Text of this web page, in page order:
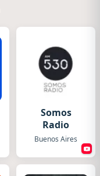
Somos
Radio
Buenos Aires